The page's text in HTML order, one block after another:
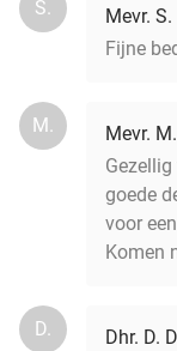
S.
Mevr.
Fijne
M.
Mevr.
goede
voor
Komen
D.
Dhr. D.